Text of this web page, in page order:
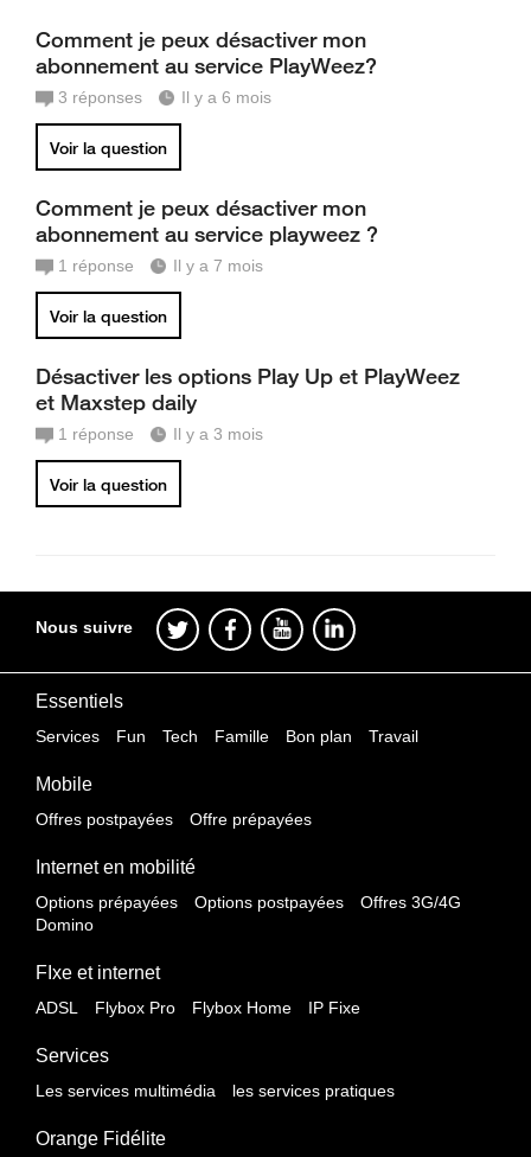
Comment je peux désactiver mon
abonnement au service PlayWeez?
3 réponses Il y a 6 mois
Voir la question
Comment je peux désactiver mon
abonnement au service playweez ?
1 réponse Il y a 7 mois
Voir la question
Désactiver les options Play Up et PlayWeez
et Maxstep daily
1 réponse Il y a 3 mois
Voir la question
Nous suivre
Essentiels
Services Fun Tech Famille Bon plan Travail
Mobile
Offres postpayées Offre prépayées
Internet en mobilité
Options prépayées Options postpayées
Offres 3G/4G
Domino
FIxe et internet
ADSL Flybox Pro Flybox Home IP Fixe
Services
Les services multimédia les services pratiques
Orange Fidélite